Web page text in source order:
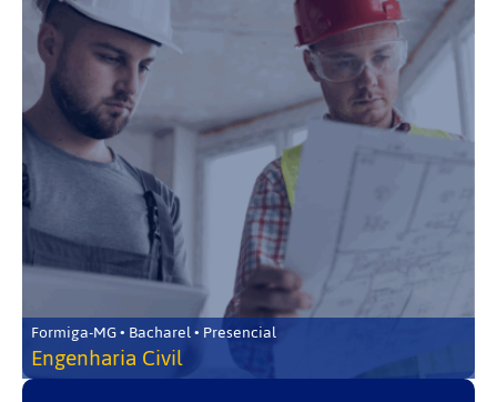
Formiga-MG • Bacharel • Presencial
Engenharia Civil